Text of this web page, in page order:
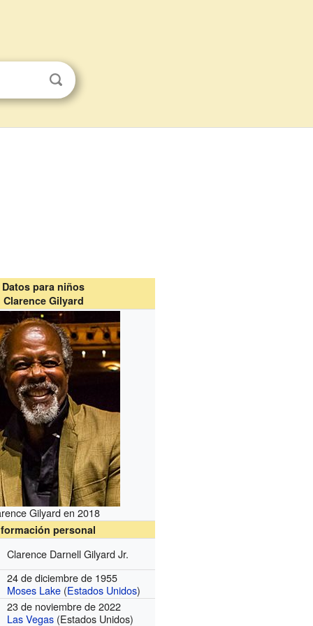
Datos para niños
Clarence Gilyard
Gilyard en 2018
personal
Clarence Darnell Gilyard Jr.
24 de diciembre de 1955
Moses Lake (Estados Unidos)
23 de noviembre de 2022
Las Vegas (Estados Unidos)